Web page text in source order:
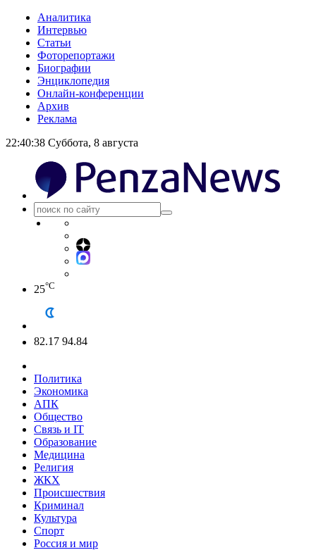
Аналитика
Интервью
Статьи
Фоторепортажи
Биографии
Энциклопедия
Онлайн-конференции
Архив
Реклама
22:40:39 Суббота, 8 августа
25°C
82.17 94.84
Политика
Экономика
АПК
Общество
Связь и IT
Образование
Медицина
Религия
ЖКХ
Происшествия
Криминал
Культура
Спорт
Россия и мир